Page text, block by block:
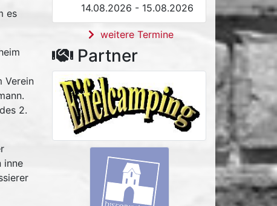
es
Verein
2.
inne
14.08.2026 - 15.08.2026
weitere Termine
Partner